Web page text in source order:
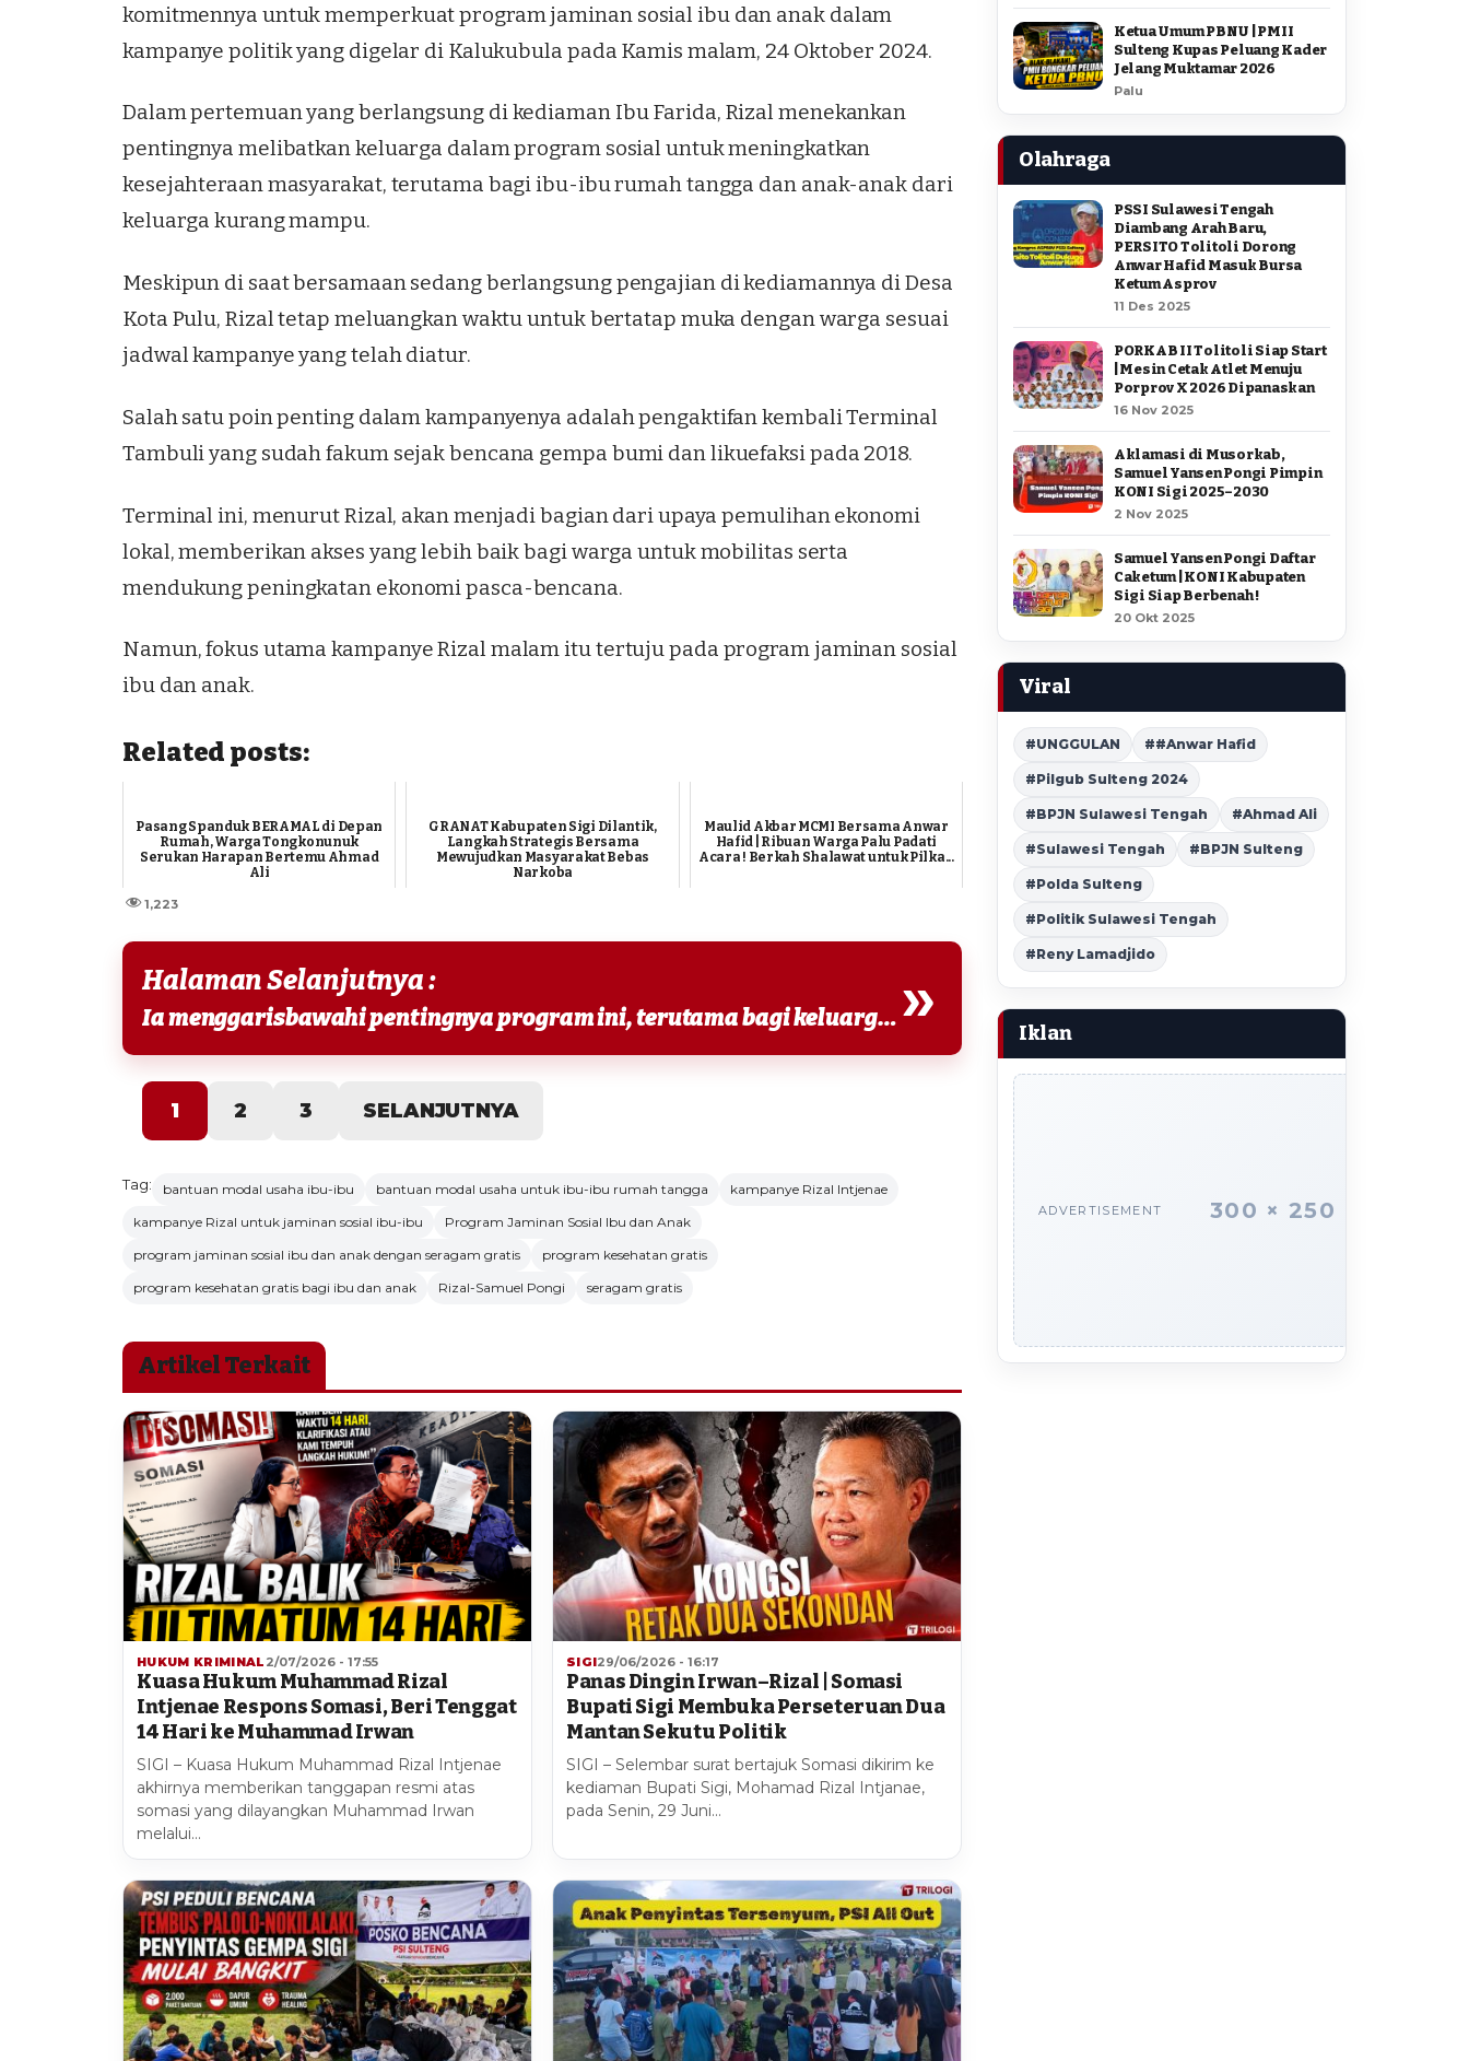
komitmennya untuk memperkuat program jaminan sosial ibu dan anak dalam
kampanye politik yang digelar di Kalukubula pada Kamis malam, 24 Oktober 2024.
Dalam pertemuan yang berlangsung di kediaman Ibu Farida, Rizal menekankan
pentingnya melibatkan keluarga dalam program sosial untuk meningkatkan
kesejahteraan masyarakat, terutama bagi ibu-ibu rumah tangga dan anak-anak dari
keluarga kurang mampu.
Meskipun di saat bersamaan sedang berlangsung pengajian di kediamannya di Desa
Kota Pulu, Rizal tetap meluangkan waktu untuk bertatap muka dengan warga sesuai
jadwal kampanye yang telah diatur.
Salah satu poin penting dalam kampanyenya adalah pengaktifan kembali Terminal
Tambuli yang sudah fakum sejak bencana gempa bumi dan likuefaksi pada 2018.
Terminal ini, menurut Rizal, akan menjadi bagian dari upaya pemulihan ekonomi
lokal, memberikan akses yang lebih baik bagi warga untuk mobilitas serta
mendukung peningkatan ekonomi pasca-bencana.
Namun, fokus utama kampanye Rizal malam itu tertuju pada program jaminan sosial
ibu dan anak.
Related posts:
Pasang Spanduk BERAMAL di Depan
Rumah, Warga Tongkonunuk
Serukan Harapan Bertemu Ahmad
Ali
GRANAT Kabupaten Sigi Dilantik,
Langkah Strategis Bersama
Mewujudkan Masyarakat Bebas
Narkoba
Maulid Akbar MCMI Bersama Anwar
Hafid | Ribuan Warga Palu Padati
Acara ! Berkah Shalawat untuk Pilka...
1,223
Halaman Selanjutnya :
Ia menggarisbawahi pentingnya program ini, terutama bagi keluarga yang terdaftar dalam Data... »
1 2 3 SELANJUTNYA
Tag: bantuan modal usaha ibu-ibu bantuan modal usaha untuk ibu-ibu rumah tangga
kampanye Rizal Intjenae
kampanye Rizal untuk jaminan sosial ibu-ibu
Program Jaminan Sosial Ibu dan Anak
program jaminan sosial ibu dan anak dengan seragam gratis
program kesehatan gratis
program kesehatan gratis bagi ibu dan anak
Rizal-Samuel Pongi seragam gratis
Artikel Terkait
HUKUM KRIMINAL 2/07/2026 - 17:55
Kuasa Hukum Muhammad Rizal
Intjenae Respons Somasi, Beri Tenggat
14 Hari ke Muhammad Irwan
SIGI – Kuasa Hukum Muhammad Rizal Intjenae
akhirnya memberikan tanggapan resmi atas
somasi yang dilayangkan Muhammad Irwan
melalui…
SIGI29/06/2026 - 16:17
Panas Dingin Irwan–Rizal | Somasi
Bupati Sigi Membuka Perseteruan Dua
Mantan Sekutu Politik
SIGI – Selembar surat bertajuk Somasi dikirim ke
kediaman Bupati Sigi, Mohamad Rizal Intjanae,
pada Senin, 29 Juni…
Ketua Umum PBNU | PMII
Sulteng Kupas Peluang Kader
Jelang Muktamar 2026
Palu
Olahraga
PSSI Sulawesi Tengah
Diambang Arah Baru,
PERSITO Tolitoli Dorong
Anwar Hafid Masuk Bursa
Ketum Asprov
11 Des 2025
PORKAB II Tolitoli Siap Start
| Mesin Cetak Atlet Menuju
Porprov X 2026 Dipanaskan
16 Nov 2025
Aklamasi di Musorkab,
Samuel Yansen Pongi Pimpin
KONI Sigi 2025–2030
2 Nov 2025
Samuel Yansen Pongi Daftar
Caketum | KONI Kabupaten
Sigi Siap Berbenah !
20 Okt 2025
Viral
#UNGGULAN ##Anwar Hafid
#Pilgub Sulteng 2024
#BPJN Sulawesi Tengah #Ahmad Ali
#Sulawesi Tengah #BPJN Sulteng
#Polda Sulteng
#Politik Sulawesi Tengah
#Reny Lamadjido
Iklan
ADVERTISEMENT 300 × 250